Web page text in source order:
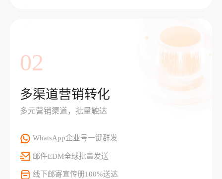
02
多渠道营销转化
多元营销渠道，批量触达
WhatsApp企业号一键群发
邮件EDM全球批量发送
线下邮寄宣传册100%送达